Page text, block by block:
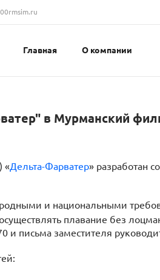
Главная О компании
в Мурманский
«Дельта-Фарватер» разработан
и национальными
плавание без
и письма заместителя